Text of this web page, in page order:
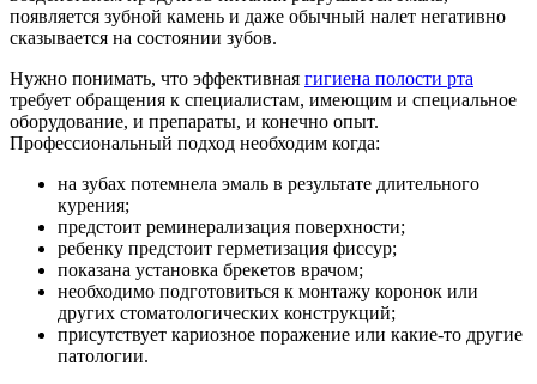
появляется зубной камень и даже обычный налет негативно
сказывается на состоянии зубов.
Нужно понимать, что эффективная гигиена полости рта
требует обращения к специалистам, имеющим и специальное
оборудование, и препараты, и конечно опыт.
Профессиональный подход необходим когда:
на зубах потемнела эмаль в результате длительного
курения;
предстоит реминерализация поверхности;
ребенку предстоит герметизация фиссур;
показана установка брекетов врачом;
необходимо подготовиться к монтажу коронок или
других стоматологических конструкций;
присутствует кариозное поражение или какие-то другие
патологии.